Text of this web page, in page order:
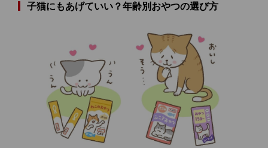
子猫にもあげていい？年齢別おやつの選び方